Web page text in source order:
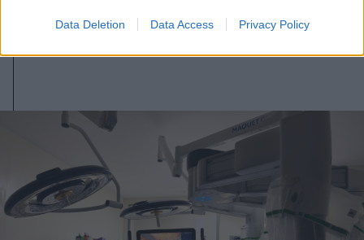
Data Deletion Data Access Privacy Policy